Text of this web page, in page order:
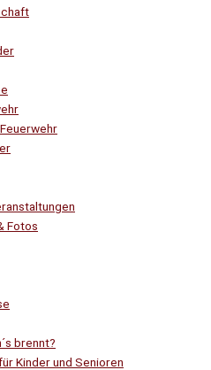
Fotos
brennt?
Kinder und Senioren